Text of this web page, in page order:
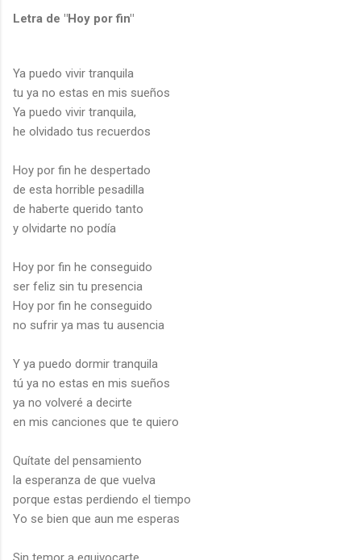
Letra de "Hoy por fin"
Ya puedo vivir tranquila
tu ya no estas en mis sueños
Ya puedo vivir tranquila,
he olvidado tus recuerdos
Hoy por fin he despertado
de esta horrible pesadilla
de haberte querido tanto
y olvidarte no podía
Hoy por fin he conseguido
ser feliz sin tu presencia
Hoy por fin he conseguido
no sufrir ya mas tu ausencia
Y ya puedo dormir tranquila
tú ya no estas en mis sueños
ya no volveré a decirte
en mis canciones que te quiero
Quítate del pensamiento
la esperanza de que vuelva
porque estas perdiendo el tiempo
Yo se bien que aun me esperas